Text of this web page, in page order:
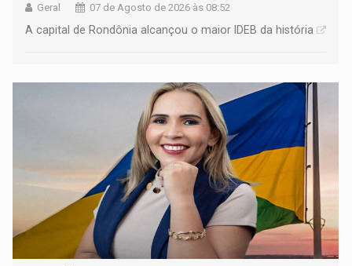
Geral 07 de Agosto de 2026 às 08:52
A capital de Rondônia alcançou o maior IDEB da história